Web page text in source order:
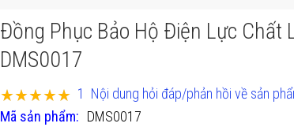
Đồng Phục Bảo Hộ Điện Lực Chất
DMS0017
Mã sản phẩm DMS0017
Xếp hạng:
100
% of100
1 Nội dung hỏi đáp/phản hồi về sản